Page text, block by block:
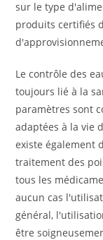
sur le type
produits certifiés
Le contrôle des
toujours lié à la
paramètres sont
adaptées à la vie
existe également
traitement des
tous les
aucun cas
général,
être